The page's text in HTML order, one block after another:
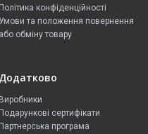
Політика конфіденційності
Умови та положення повернення
або обміну товару
Додатково
Виробники
Подарункові сертифікати
Партнерська програма